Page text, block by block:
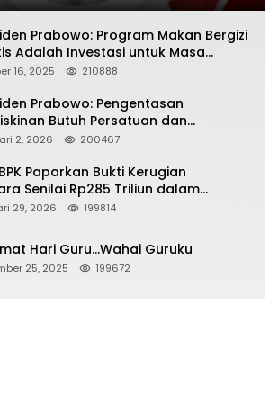
Prabowo: Program Makan Bergizi
Adalah Investasi untuk Masa
Bangsa
16, 2025 210888
Prabowo: Pengentasan
Butuh Persatuan dan
yang Bertanggung Jawab
2, 2026 200467
Paparkan Bukti Kerugian
Senilai Rp285 Triliun dalam
Korupsi PT Pertamina
29, 2026 199814
Hari Guru…Wahai Guruku
25, 2025 199672